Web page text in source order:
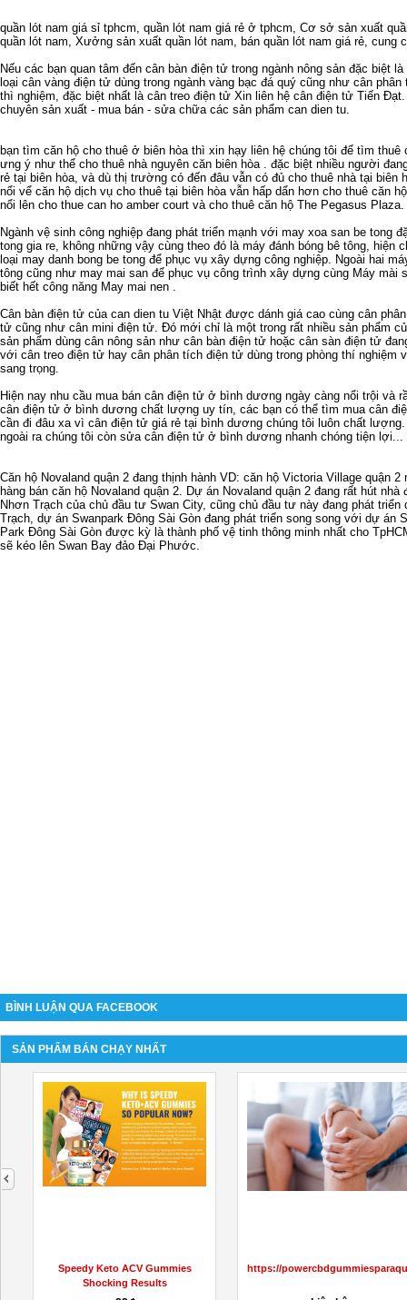
quần lót nam giá sỉ tphcm quần lót nam giá rẻ ở tphcm Cơ sở sản xuất
quần lót nam Xưởng sản xuất quần lót nam bán quần lót nam giá rẻ cung
Nếu các bạn quan tâm đến cân bàn điện tử trong ngành nông sản đặc biệt là
loại cân vàng điện tử dùng trong ngành vàng bạc đá quý cũng như cân phân
thì nghiệm, đặc biệt nhất là cân treo điện tử Xin liên hệ cân điện tử Tiến
chuyên sản xuất - mua bán - sửa chữa các sản phẩm can dien tu
bạn tìm căn hộ cho thuê ở biên hòa thì xin hạy liên hệ chúng tôi để tìm thuê
ưng ý như thể cho thuê nhà nguyên căn biên hòa . đặc biệt nhiều người
rẻ tại biên hòa , và dù thị trường có đến đâu vẫn có đủ cho thuê nhà tại biên
nổi vể căn hộ dịch vụ cho thuê tại biên hòa vẫn hấp dẩn hơn cho thuê căn
nổi lên cho thue can ho amber court và cho thuê căn hộ The Pegasus Plaza
Ngành vệ sinh công nghiệp đang phát triển mạnh với may xoa san be tong
tong gia re , không những vậy cùng theo đó là máy đánh bóng bê tông , hiện
loại may danh bong be tong để phục vụ xây dựng công nghiệp. Ngoài hai
tông cũng như may mai san để phục vụ công trình xây dựng cùng Máy mài
biết hết công năng May mai nen
Cân bàn điện tử của can dien tu Việt Nhật được dánh giá cao cùng cân
tử cũng như cân mini điện tử . Đó mới chỉ là một trong rất nhiều sản phẩm
sản phẩm dùng cân nông sản như cân bàn điện tử hoặc cân sàn điện tử
với cân treo điện tử hay cân phân tích điện tử dùng trong phòng thí nghiệm
sang trọng.
Hiện nay nhu cầu mua bán cân điện tử ở bình dương ngày càng nổi trội và
cân điện tử ở bình dương chất lượng uy tín, các bạn có thể tìm mua cân
cần đi đâu xa vì cân điện tử giá rẻ tại bình dương chúng tôi luôn chất
ngoài ra chúng tôi còn sửa cân điện tử ở bình dương nhanh chóng tiện lợi...
Căn hộ Novaland quận 2 đang thịnh hành VD: căn hộ Victoria Village quận 2
hàng bán căn hộ Novaland quận 2 Dự án Novaland quận 2 đang rất hút
Nhơn Trạch của chủ đầu tư Swan City, cũng chủ đầu tư này đang phát triển
Trạch dự án Swanpark Đông Sài Gòn đang phát triển song song với dự án
Park Đông Sài Gòn được kỳ là thành phố vệ tinh thông minh nhất cho
sẽ kéo lên Swan Bay đảo Đại Phước
BÌNH LUẬN QUA FACEBOOK
SẢN PHẨM BÁN CHẠY NHẤT
Speedy Keto ACV Gummies
Shocking Results
https://
next